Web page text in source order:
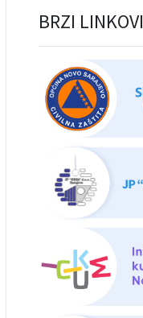
BRZI LINKOVI